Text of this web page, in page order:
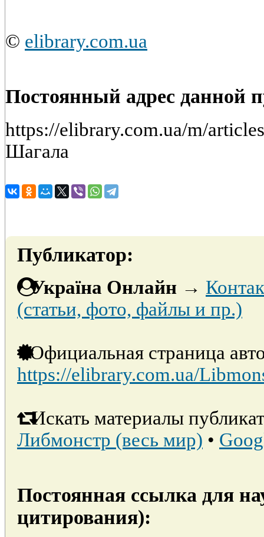
© elibrary.com.ua
Постоянный адрес данной
https://elibrary.com.ua/m/
Шагала
Публикатор:
Україна Онлайн →
(статьи, фото, файлы и пр.)
Официальная страница
https://elibrary.com.ua/
Искать материалы
Либмонстр (весь мир) •
Постоянная ссылка для
цитирования):